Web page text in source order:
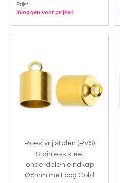
Prijs:
Inloggen voor prijzen
Roestvrij stalen (RVS)
Stainless steel
onderdelen eindkap
Ø8mm met oog Gold